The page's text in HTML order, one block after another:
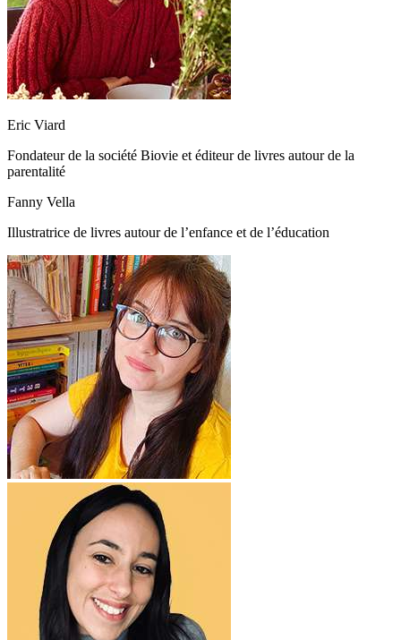
Eric Viard
Fondateur de la société Biovie et éditeur de livres autour de la
parentalité
Fanny Vella
Illustratrice de livres autour de l’enfance et de l’éducation